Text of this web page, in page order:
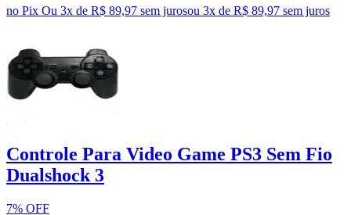
no Pix Ou 3x de R$ 89,97 sem jurosou 3x de R$ 89,97 sem juros
Controle Para Video Game PS3 Sem Fio
Dualshock 3
7% OFF